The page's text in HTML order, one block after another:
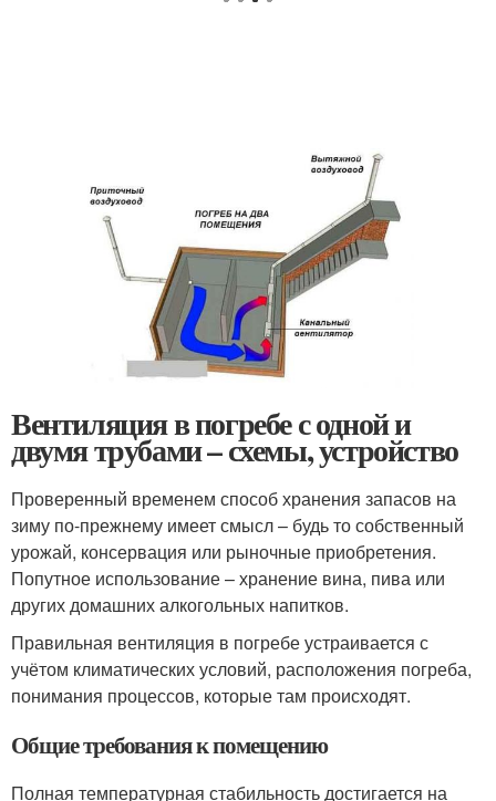
Вентиляция в погребе с одной и
двумя трубами – схемы, устройство
Проверенный временем способ хранения запасов на
зиму по-прежнему имеет смысл – будь то собственный
урожай, консервация или рыночные приобретения.
Попутное использование – хранение вина, пива или
других домашних алкогольных напитков.
Правильная вентиляция в погребе устраивается с
учётом климатических условий, расположения погреба,
понимания процессов, которые там происходят.
Общие требования к помещению
Полная температурная стабильность достигается на